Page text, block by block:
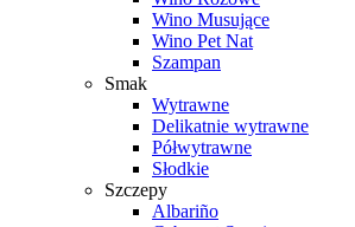
Wino Musujące
Wino Pet Nat
Szampan
Smak
Wytrawne
Delikatnie wytrawne
Półwytrawne
Słodkie
Szczepy
Albariño